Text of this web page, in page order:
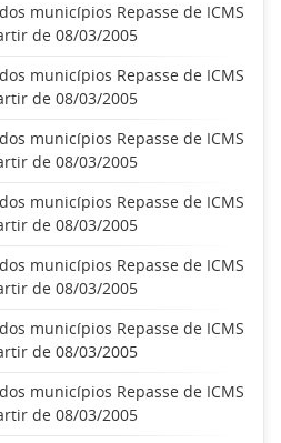
municípios Repasse de ICMS
de 08/03/2005
municípios Repasse de ICMS
de 08/03/2005
municípios Repasse de ICMS
de 08/03/2005
municípios Repasse de ICMS
de 08/03/2005
municípios Repasse de ICMS
de 08/03/2005
municípios Repasse de ICMS
de 08/03/2005
municípios Repasse de ICMS
de 08/03/2005